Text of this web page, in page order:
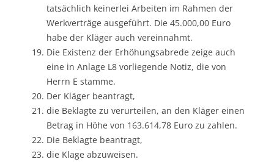
tatsächlich keinerlei Arbeiten im Rahmen der
Werkverträge ausgeführt. Die 45.000,00 Euro
habe der Kläger auch vereinnahmt.
Die Existenz der Erhöhungsabrede zeige auch
eine in Anlage L8 vorliegende Notiz, die von
Herrn E stamme.
Der Kläger beantragt,
die Beklagte zu verurteilen, an den Kläger einen
Betrag in Höhe von 163.614,78 Euro zu zahlen.
Die Beklagte beantragt,
die Klage abzuweisen.